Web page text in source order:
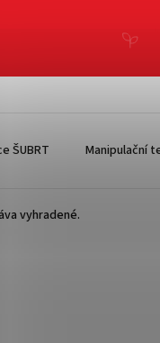
ŠUBRT Manipulační
vyhradené.